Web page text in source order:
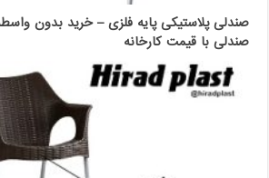
صندلی پلاستیکی پایه فلزی – خرید بدون
صندلی با قیمت کارخانه